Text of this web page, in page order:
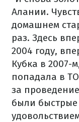
Алании.
домашнем
раз. Здесь
2004 году,
Кубка в 2007-
попадала в
за
были быстрые